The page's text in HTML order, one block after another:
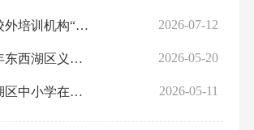
东西湖区校外培训机构“白、灰、黑”名单（2026.7.9） 2026-07-12
关于2026年东西湖区义务教育公办学校新生入学范围公示及说明 2026-05-20
关于东西湖区中小学在职教师违规有偿补课问题投诉方式的公告 2026-05-11